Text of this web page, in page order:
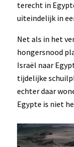
terecht in
uiteindelijk in
Net als in het
hongersnood
Israël naar
tijdelijke
echter daar
Egypte is niet